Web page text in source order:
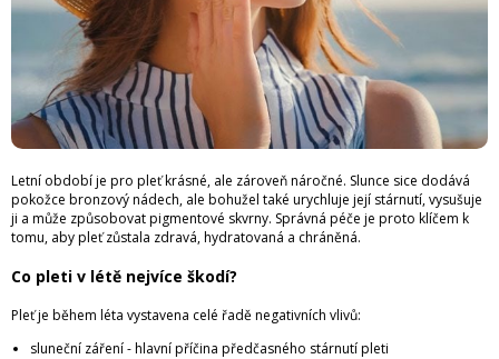
Letní období je pro pleť krásné, ale zároveň náročné. Slunce sice dodává
pokožce bronzový nádech, ale bohužel také urychluje její stárnutí, vysušuje
ji a může způsobovat pigmentové skvrny. Správná péče je proto klíčem k
tomu, aby pleť zůstala zdravá, hydratovaná a chráněná.
Co pleti v létě nejvíce škodí?
Pleť je během léta vystavena celé řadě negativních vlivů:
sluneční záření - hlavní příčina předčasného stárnutí pleti